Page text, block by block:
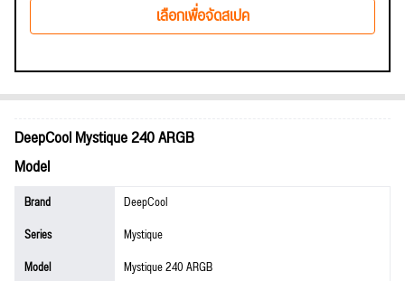
เลือกเพื่อจัดสเปค
DeepCool Mystique 240 ARGB
Model
Brand
DeepCool
Series
Mystique
Model
Mystique 240 ARGB